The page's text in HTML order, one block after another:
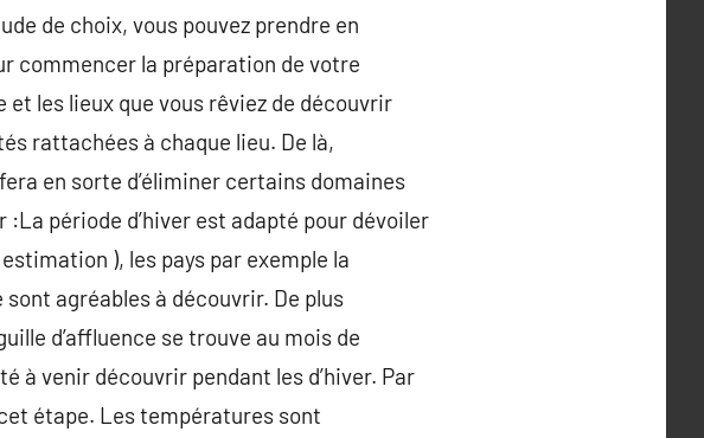
de choix, vous pouvez prendre en
commencer la préparation de votre
les lieux que vous rêviez de découvrir
rattachées à chaque lieu. De là,
en sorte d’éliminer certains domaines
période d’hiver est adapté pour dévoiler
), les pays par exemple la
agréables à découvrir. De plus
d’affluence se trouve au mois de
à venir découvrir pendant les d’hiver. Par
étape. Les températures sont